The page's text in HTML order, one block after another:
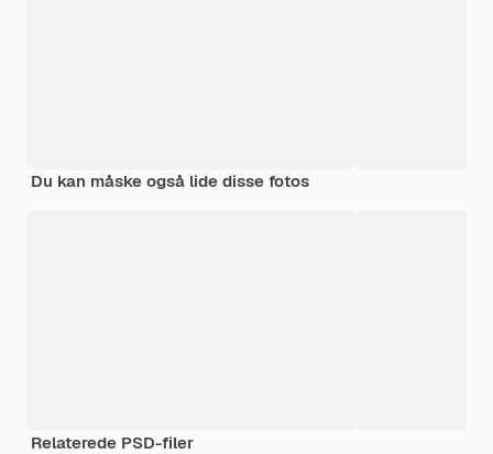
Du kan måske også lide disse fotos
Relaterede PSD-filer